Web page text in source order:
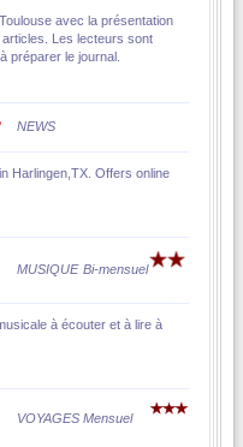
avec la présentation
Les lecteurs sont
préparer le journal.
NEWS
Harlingen,TX. Offers online
MUSIQUE Bi-mensuel
à écouter et à lire à
VOYAGES Mensuel